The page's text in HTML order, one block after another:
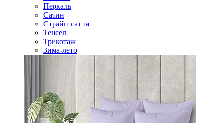
Перкаль
Сатин
Страйп-сатин
Тенсел
Трикотаж
Зима-лето